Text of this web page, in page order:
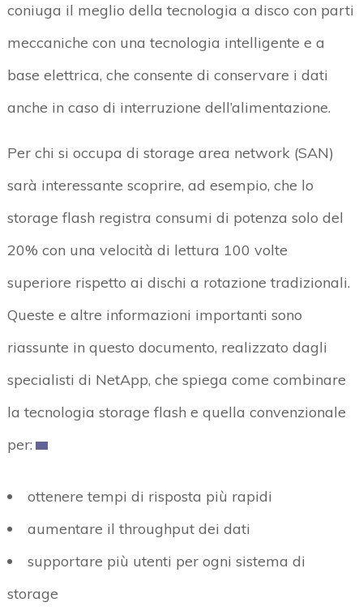
coniuga il meglio della tecnologia a disco con parti
meccaniche con una tecnologia intelligente e a
base elettrica, che consente di conservare i dati
anche in caso di interruzione dell’alimentazione.
Per chi si occupa di storage area network (SAN)
sarà interessante scoprire, ad esempio, che lo
storage flash registra consumi di potenza solo del
20% con una velocità di lettura 100 volte
superiore rispetto ai dischi a rotazione tradizionali.
Queste e altre informazioni importanti sono
riassunte in questo documento, realizzato dagli
specialisti di NetApp, che spiega come combinare
la tecnologia storage flash e quella convenzionale
per:
ottenere tempi di risposta più rapidi
aumentare il throughput dei dati
supportare più utenti per ogni sistema di
storage